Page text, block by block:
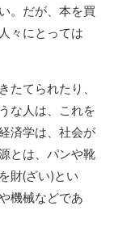
。だが、本を買
々にとっては
たてられたり、
な人は、これを
済学は、社会が
とは、パンや靴
財(ざい)とい
機械などであ